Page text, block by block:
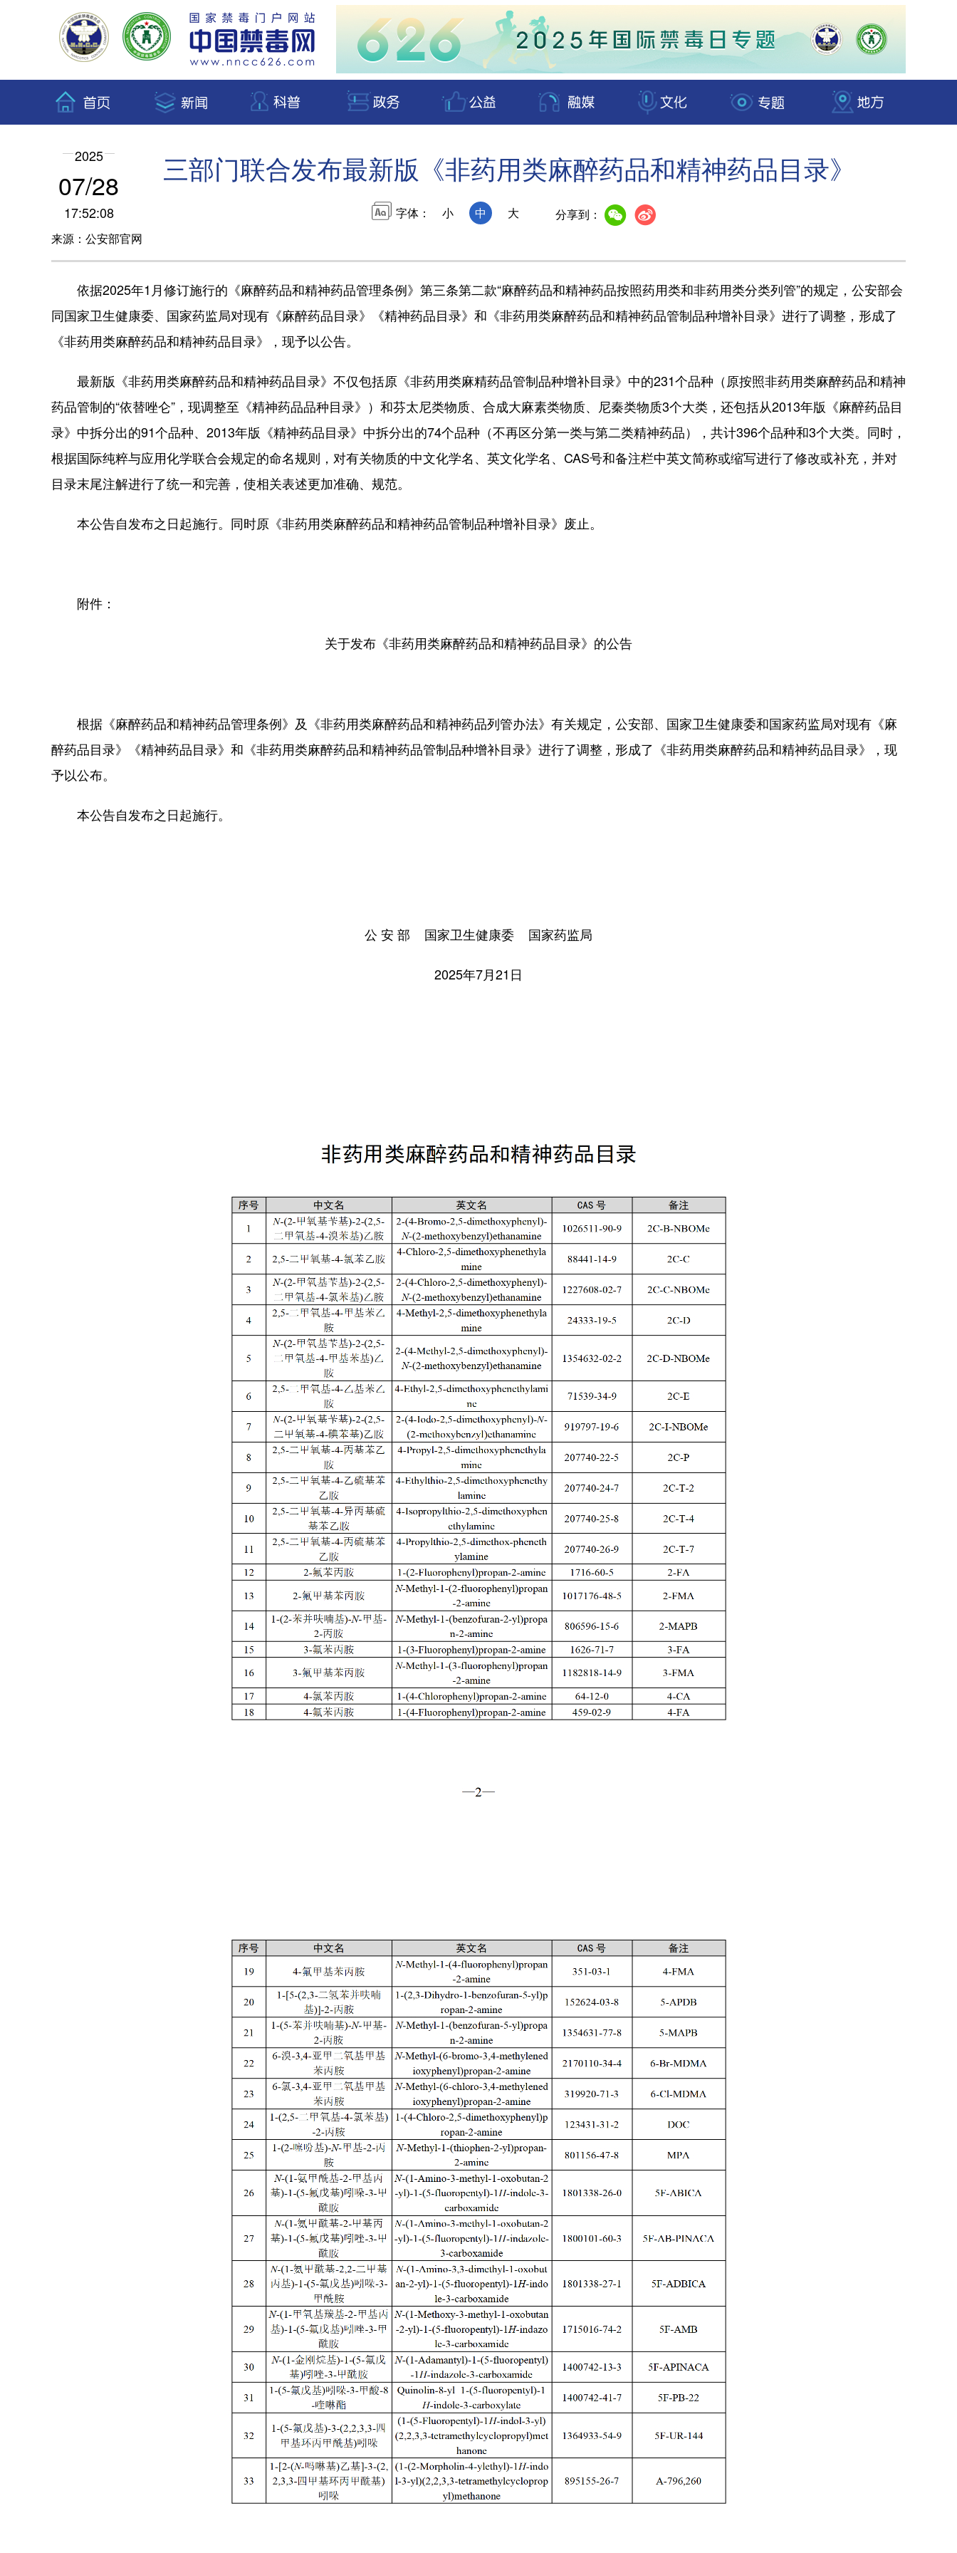
2025
07/28
17:52:08
来源：公安部官网
三部门联合发布最新版《非药用类麻醉药品和精神药品目录》
字体： 小 中 大 分享到：
依据2025年1月修订施行的《麻醉药品和精神药品管理条例》第三条第二款“麻醉药品和精神药品按照药用类和非药用类分类列管”的规定，公安部会
同国家卫生健康委、国家药监局对现有《麻醉药品目录》《精神药品目录》和《非药用类麻醉药品和精神药品管制品种增补目录》进行了调整，形成了
《非药用类麻醉药品和精神药品目录》，现予以公告。
最新版《非药用类麻醉药品和精神药品目录》不仅包括原《非药用类麻精药品管制品种增补目录》中的231个品种（原按照非药用类麻醉药品和精神
药品管制的“依替唑仑”，现调整至《精神药品品种目录》）和芬太尼类物质、合成大麻素类物质、尼秦类物质3个大类，还包括从2013年版《麻醉药品目
录》中拆分出的91个品种、2013年版《精神药品目录》中拆分出的74个品种（不再区分第一类与第二类精神药品），共计396个品种和3个大类。同时，
根据国际纯粹与应用化学联合会规定的命名规则，对有关物质的中文化学名、英文化学名、CAS号和备注栏中英文简称或缩写进行了修改或补充，并对
目录末尾注解进行了统一和完善，使相关表述更加准确、规范。
本公告自发布之日起施行。同时原《非药用类麻醉药品和精神药品管制品种增补目录》废止。
附件：
关于发布《非药用类麻醉药品和精神药品目录》的公告
根据《麻醉药品和精神药品管理条例》及《非药用类麻醉药品和精神药品列管办法》有关规定，公安部、国家卫生健康委和国家药监局对现有《麻
醉药品目录》《精神药品目录》和《非药用类麻醉药品和精神药品管制品种增补目录》进行了调整，形成了《非药用类麻醉药品和精神药品目录》，现
予以公布。
本公告自发布之日起施行。
公 安 部 国家卫生健康委 国家药监局
2025年7月21日